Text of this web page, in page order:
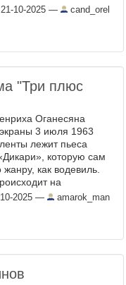
21-10-2025 — cand_orel
"Три плюс
Оганесяна
3 июля 1963
лежит пьеса
которую сам
как водевиль.
на
Трое друзей
— ...
2025 — amarok_man